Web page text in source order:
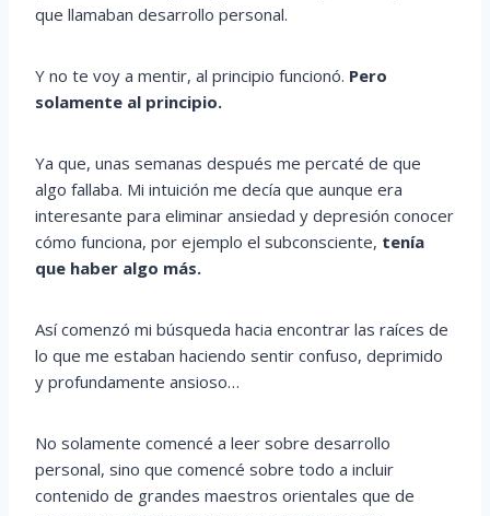
que llamaban desarrollo personal.
Y no te voy a mentir, al principio funcionó. Pero
solamente al principio.
Ya que, unas semanas después me percaté de que
algo fallaba. Mi intuición me decía que aunque era
interesante para eliminar ansiedad y depresión conocer
cómo funciona, por ejemplo el subconsciente, tenía
que haber algo más.
Así comenzó mi búsqueda hacia encontrar las raíces de
lo que me estaban haciendo sentir confuso, deprimido
y profundamente ansioso…
No solamente comencé a leer sobre desarrollo
personal, sino que comencé sobre todo a incluir
contenido de grandes maestros orientales que de